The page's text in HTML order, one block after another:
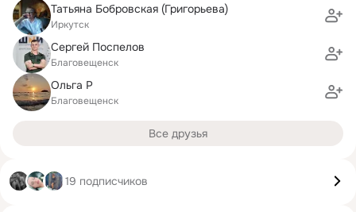
Татьяна Бобровская (Григорьева)
Иркутск
Сергей Поспелов
Благовещенск
Ольга Р
Благовещенск
Все друзья
19 подписчиков